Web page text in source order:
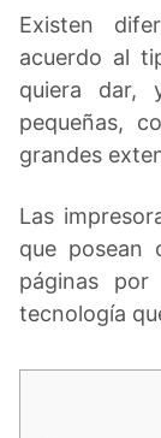
Existen
acuerdo al
quiera dar,
pequeñas,
grandes
Las
que posean
páginas
tecnología